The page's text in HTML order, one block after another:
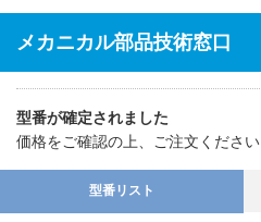
メカニカル部品技術窓口
型番が確定されました
価格をご確認の上、ご注文ください
型番リスト